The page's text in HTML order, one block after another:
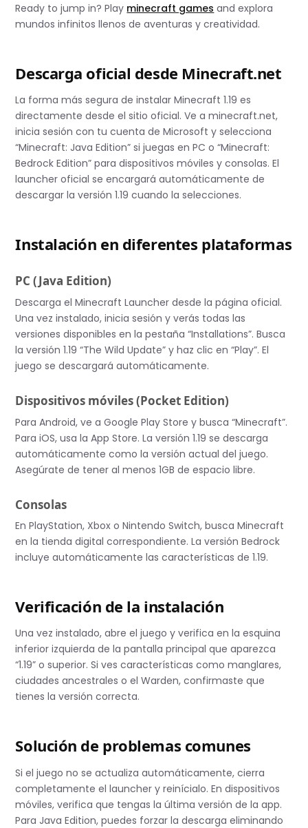
Ready to jump in? Play minecraft games and explora
mundos infinitos llenos de aventuras y creatividad.
Descarga oficial desde Minecraft.net
La forma más segura de instalar Minecraft 1.19 es
directamente desde el sitio oficial. Ve a minecraft.net,
inicia sesión con tu cuenta de Microsoft y selecciona
“Minecraft: Java Edition” si juegas en PC o “Minecraft:
Bedrock Edition” para dispositivos móviles y consolas. El
launcher oficial se encargará automáticamente de
descargar la versión 1.19 cuando la selecciones.
Instalación en diferentes plataformas
PC (Java Edition)
Descarga el Minecraft Launcher desde la página oficial.
Una vez instalado, inicia sesión y verás todas las
versiones disponibles en la pestaña “Installations”. Busca
la versión 1.19 “The Wild Update” y haz clic en “Play”. El
juego se descargará automáticamente.
Dispositivos móviles (Pocket Edition)
Para Android, ve a Google Play Store y busca “Minecraft”.
Para iOS, usa la App Store. La versión 1.19 se descarga
automáticamente como la versión actual del juego.
Asegúrate de tener al menos 1GB de espacio libre.
Consolas
En PlayStation, Xbox o Nintendo Switch, busca Minecraft
en la tienda digital correspondiente. La versión Bedrock
incluye automáticamente las características de 1.19.
Verificación de la instalación
Una vez instalado, abre el juego y verifica en la esquina
inferior izquierda de la pantalla principal que aparezca
“1.19” o superior. Si ves características como manglares,
ciudades ancestrales o el Warden, confirmaste que
tienes la versión correcta.
Solución de problemas comunes
Si el juego no se actualiza automáticamente, cierra
completamente el launcher y reinícialo. En dispositivos
móviles, verifica que tengas la última versión de la app.
Para Java Edition, puedes forzar la descarga eliminando